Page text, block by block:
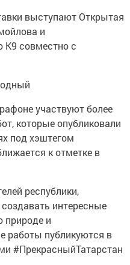
выступают Открытая
и
К9 совместно с
участвуют более
которые опубликовали
под хэштегом
к отметке в
республики,
интересные
природе и
работы публикуются в
#ПрекрасныйТатарстан